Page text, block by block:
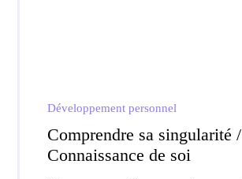
Développement personnel
Comprendre sa singularité /
Connaissance de soi